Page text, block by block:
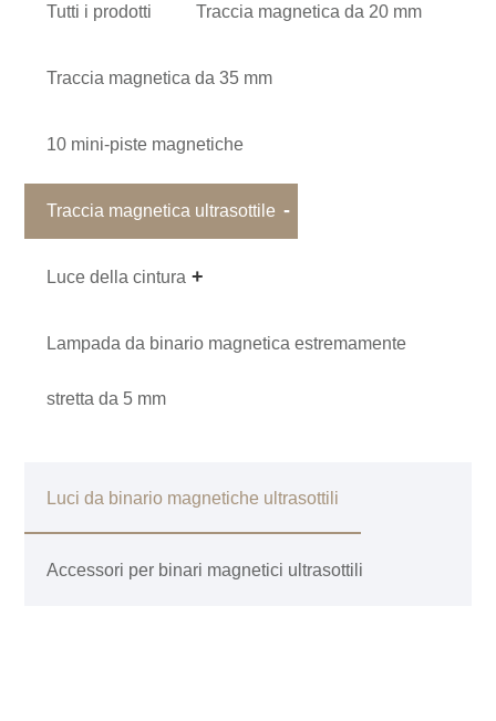
Tutti i prodotti Traccia magnetica da 20 mm
Traccia magnetica da 35 mm
10 mini-piste magnetiche
Traccia magnetica ultrasottile
Luce della cintura
Lampada da binario magnetica estremamente
stretta da 5 mm
Luci da binario magnetiche ultrasottili
Accessori per binari magnetici ultrasottili